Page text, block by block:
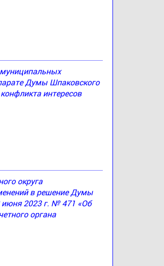
Думы Шпаковского
интересов
округа
в решение Думы
июня 2023 г. № 471 «Об
органа